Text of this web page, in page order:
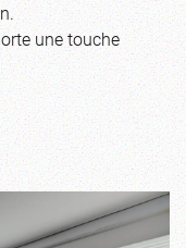
une touche